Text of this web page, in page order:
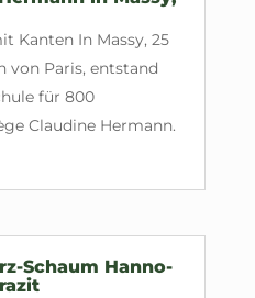
Kanten In Massy, 25
von Paris, entstand
für 800
Claudine Hermann.
Schaum Hanno-